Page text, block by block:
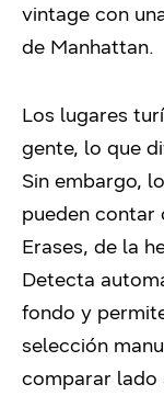
vintage con
de Manhattan.
Los lugares
gente, lo que
Sin embargo,
pueden contar
Erases, de la
Detecta
fondo y
selección
comparar lado